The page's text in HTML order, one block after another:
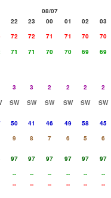
08/07
22 23 00 01 02 03
72 72 71 71 70 70
71 71 70 70 69 69
3 3 2 2 2 2
SW SW SW SW SW SW
50 41 46 49 58 45
9 8 7 6 5 6
97 97 97 97 97 97
-- -- -- -- -- --
-- -- -- -- -- --